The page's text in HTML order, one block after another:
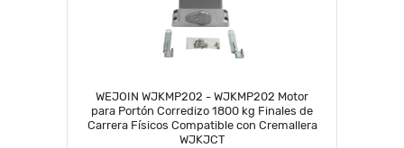
WEJOIN WJKMP202 - WJKMP202 Motor
para Portón Corredizo 1800 kg Finales de
Carrera Físicos Compatible con Cremallera
WJKJCT